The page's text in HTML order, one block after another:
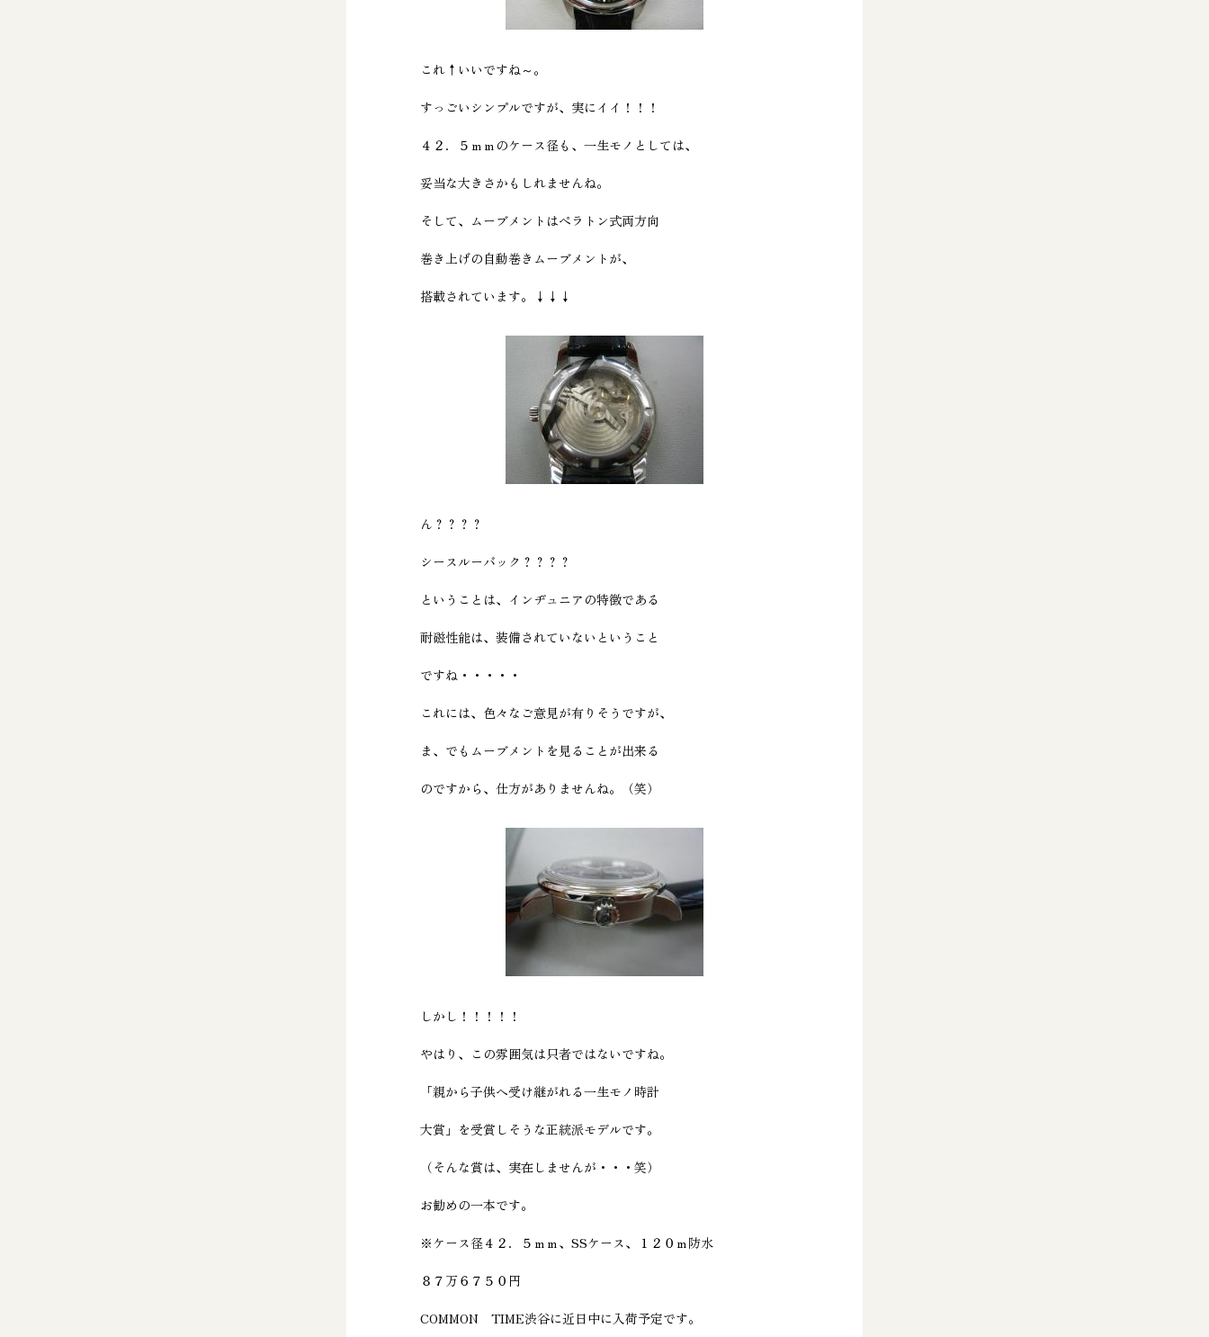
これ↑いいですね～。
すっごいシンプルですが、実にイイ！！！
４２．５ｍｍのケース径も、一生モノとしては、
妥当な大きさかもしれませんね。
そして、ムーブメントはぺラトン式両方向
巻き上げの自動巻きムーブメントが、
搭載されています。↓↓↓
ん？？？？
シースルーバック？？？？
ということは、インヂュニアの特徴である
耐磁性能は、装備されていないということ
ですね・・・・・
これには、色々なご意見が有りそうですが、
ま、でもムーブメントを見ることが出来る
のですから、仕方がありませんね。（笑）
しかし！！！！！
やはり、この雰囲気は只者ではないですね。
「親から子供へ受け継がれる一生モノ時計
大賞」を受賞しそうな正統派モデルです。
（そんな賞は、実在しませんが・・・笑）
お勧めの一本です。
※ケース径４２．５ｍｍ、SSケース、１２０ｍ防水
８７万６７５０円
COMMON TIME渋谷に近日中に入荷予定です。